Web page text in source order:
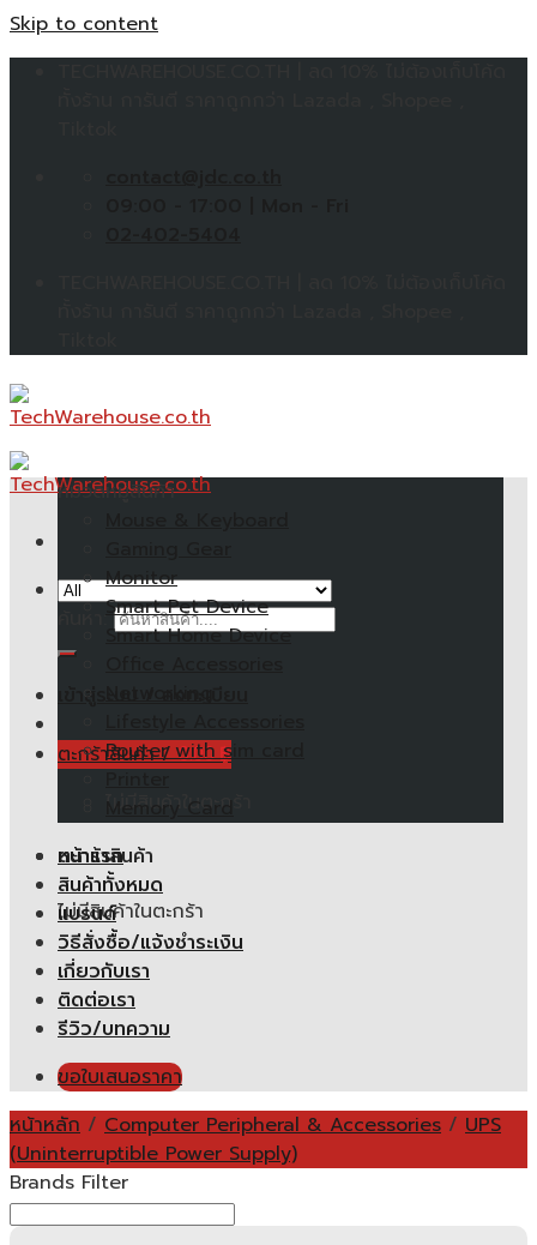
Skip to content
ตะกร้าสินค้า /0.00฿
ไม่มีสินค้าในตะกร้า
ตะกร้าสินค้า
ไม่มีสินค้าในตะกร้า
หมวดหมู่สินค้า
Monitor
Smart Pet Device
Smart Home Device
Router with sim card
Memory Card
หน้าแรก
สินค้าทั้งหมด
แบรนด์
วิธีสั่งซื้อ/แจ้งชำระเงิน
เกี่ยวกับเรา
ติดต่อเรา
รีวิว/บทความ
ขอใบเสนอราคา
หน้าหลัก / Computer Peripheral & Accessories / UPS
(Uninterruptible Power Supply)
Brands Filter